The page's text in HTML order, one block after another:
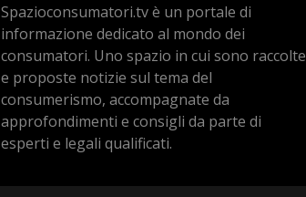
Spazioconsumatori.tv è un portale di
informazione dedicato al mondo dei
consumatori. Uno spazio in cui sono raccolte
e proposte notizie sul tema del
consumerismo, accompagnate da
approfondimenti e consigli da parte di
esperti e legali qualificati.